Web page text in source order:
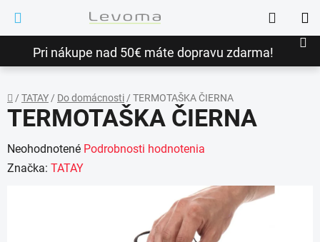
obsah
Pri nákupe nad 50€ máte dopravu zdarma!
Hľadať
Domov
/ TATAY/ Do domácnosti/ TERMOTAŠKA ČIERNA
TERMOTAŠKA ČIERNA
Priemerné
hodnotenie
Neohodnotené Podrobnosti hodnotenia
Značka: TATAY